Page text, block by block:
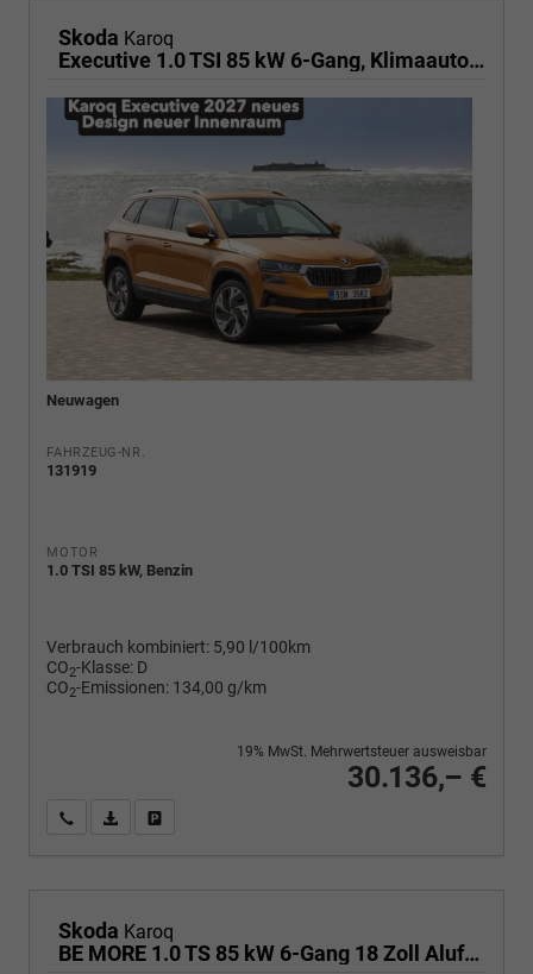
Skoda Karoq
Executive 1.0 TSI 85 kW 6-Gang, Klimaautomatik, Metallfarbe, ACC ,PDC v+h, LED, Smart Link, Rückkamera, Sun Set, Reserverad, 4 Jahre Garantie,
Neuwagen
FAHRZEUG-NR.
131919
MOTOR
1.0 TSI 85 kW, Benzin
Verbrauch kombiniert: 5,90 l/100km
CO2-Klasse: D
CO2-Emissionen: 134,00 g/km
30.136,– €
19% MwSt. Mehrwertsteuer ausweisbar
Wir rufen Sie anPDF-Fahrzeugexposé drucken
Skoda Karoq
BE MORE 1.0 TS 85 kW 6-Gang 18 Zoll Alufelgen, Reserverad, Rückkamera, Kessy Full, PDC 4+H, Klimaautomatik, Licht & Sicht Paket, Metallfarbe, Heckspoiler, Sun Set, Ambiente Light, LED, 4 Jahre Garantie,